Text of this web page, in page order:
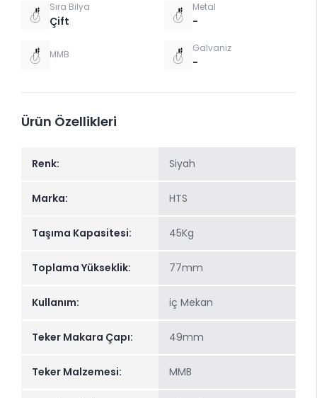
Sıra Bilya
Çift
Metal
-
MMB Galvaniz
-
Ürün Özellikleri
Renk: Siyah
Marka: HTS
Taşıma Kapasitesi: 45Kg
Toplama Yükseklik: 77mm
Kullanım: iç Mekan
Teker Makara Çapı: 49mm
Teker Malzemesi: MMB